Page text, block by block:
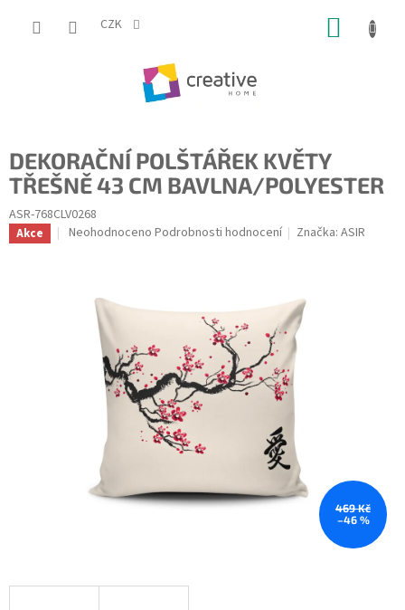
CZK
DEKORAČNÍ POLŠTÁŘEK KVĚTY
TŘEŠNĚ 43 CM BAVLNA/POLYESTER
ASR-768CLV0268
Akce
Průměrné
hvězdiček.
Neohodnoceno Podrobnosti hodnocení Značka:ASIR
469 Kč
–46 %